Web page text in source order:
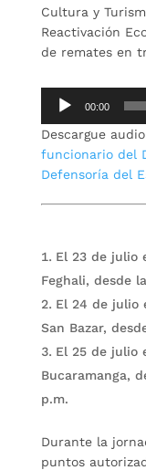
Cultura y
Reactivación
de remates en
Reproductor
audio
00:00
Descargue
funcionario del
Defensoría del
El 23 de julio
Feghali, desde
El 24 de julio
San Bazar,
El 25 de julio
Bucaramanga,
p.m.
Durante la
puntos